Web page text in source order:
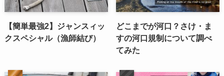
【簡単最強2】ジャンスィッ
クスペシャル（漁師結び）
どこまでが河口？さけ・ま
すの河口規制について調べ
てみた